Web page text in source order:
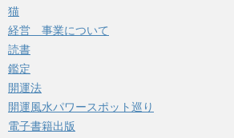
猫
経営 事業について
読書
鑑定
開運法
開運風水パワースポット巡り
電子書籍出版